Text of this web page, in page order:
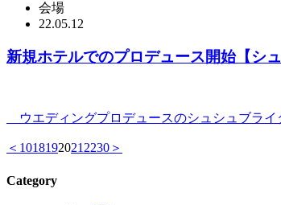
会場
22.05.12
新規ホテルでのプロデュース開始【シ
ウエディングプロデュースのシュシュブラ
＜ 1018192021 2230 ＞
Category